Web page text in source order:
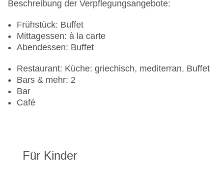
Beschreibung der Verpflegungsangebote:
Frühstück: Buffet
Mittagessen: à la carte
Abendessen: Buffet
Restaurant: Küche: griechisch, mediterran, Buffet
Bars & mehr: 2
Bar
Café
Für Kinder